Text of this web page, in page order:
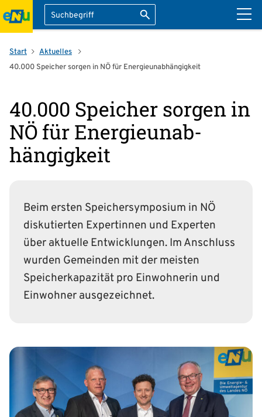
Suche Suche starten
überspringen
Start
Aktuelles
40.000 Speicher sorgen in NÖ für Energie­unab­hängigkeit
40.000 Speicher sorgen in
NÖ für Energie­unab­
hängigkeit
Beim ersten Speichersymposium in NÖ
diskutierten Expertinnen und Experten
über aktuelle Entwicklungen. Im Anschluss
wurden Gemeinden mit der meisten
Speicherkapazität pro Einwohnerin und
Einwohner ausgezeichnet.